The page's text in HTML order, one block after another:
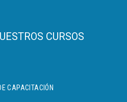
CURSOS
CAPACITACIÓN